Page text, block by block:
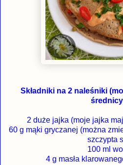
Składniki na 2 naleśniki
2 duże jajka (moje jajka
60 g mąki gryczanej (można
szczypta
100 ml
4 g masła